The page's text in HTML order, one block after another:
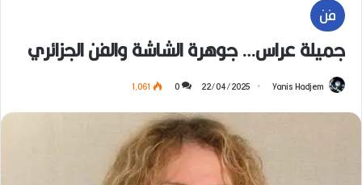
فن
جميلة عراس… جوهرة الشاشة والفن الجزائري
Yanis Hadjem
22/04/2025
0 1٬061